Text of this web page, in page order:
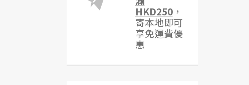
HKD250，
寄本地即可
享免運費優
惠